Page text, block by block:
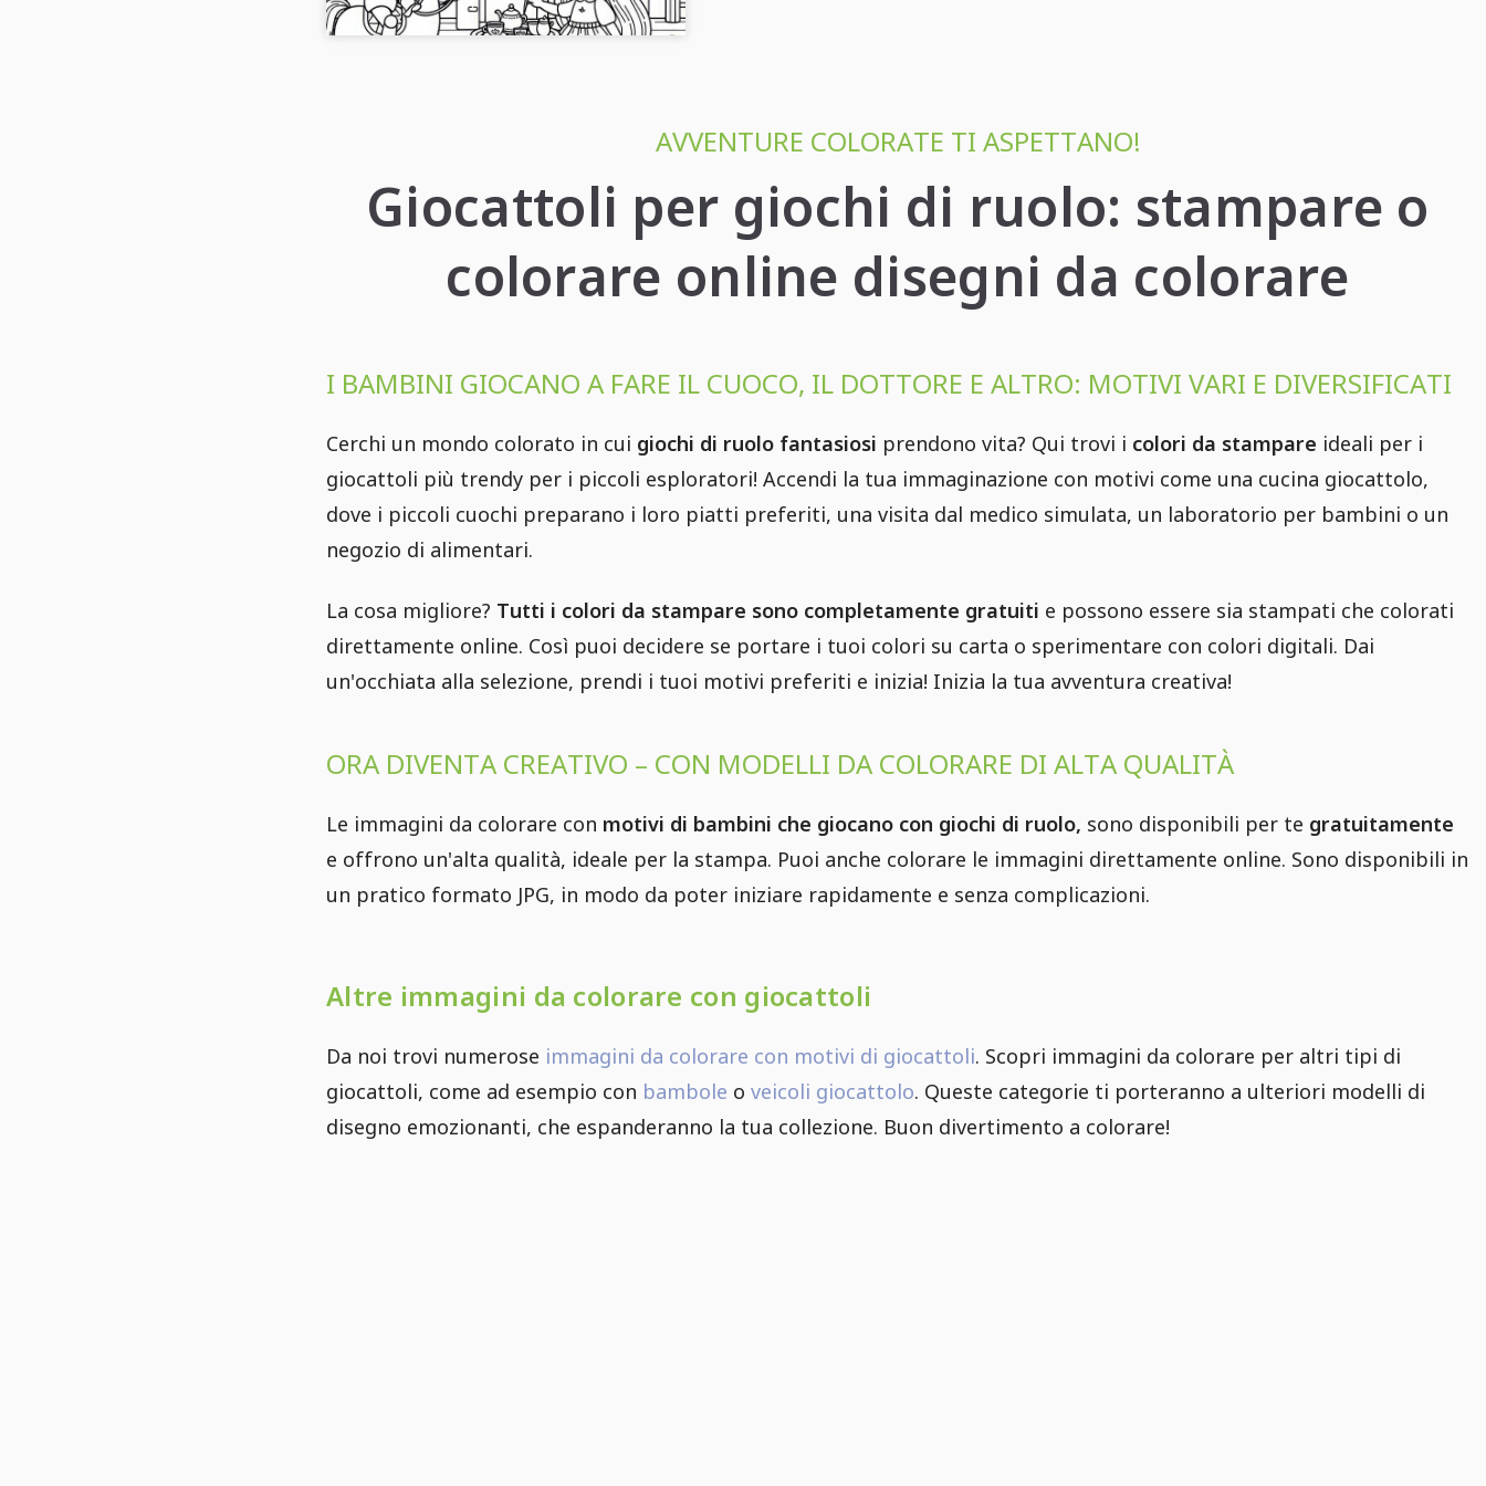
AVVENTURE COLORATE TI ASPETTANO!
Giocattoli per giochi di ruolo: stampare o
colorare online disegni da colorare
I BAMBINI GIOCANO A FARE IL CUOCO, IL DOTTORE E ALTRO: MOTIVI VARI E DIVERSIFICATI
Cerchi un mondo colorato in cui giochi di ruolo fantasiosi prendono vita? Qui trovi i colori da stampare ideali per i
giocattoli più trendy per i piccoli esploratori! Accendi la tua immaginazione con motivi come una cucina giocattolo,
dove i piccoli cuochi preparano i loro piatti preferiti, una visita dal medico simulata, un laboratorio per bambini o un
negozio di alimentari.
La cosa migliore? Tutti i colori da stampare sono completamente gratuiti e possono essere sia stampati che colorati
direttamente online. Così puoi decidere se portare i tuoi colori su carta o sperimentare con colori digitali. Dai
un'occhiata alla selezione, prendi i tuoi motivi preferiti e inizia! Inizia la tua avventura creativa!
ORA DIVENTA CREATIVO – CON MODELLI DA COLORARE DI ALTA QUALITÀ
Le immagini da colorare con motivi di bambini che giocano con giochi di ruolo, sono disponibili per te gratuitamente
e offrono un'alta qualità, ideale per la stampa. Puoi anche colorare le immagini direttamente online. Sono disponibili in
un pratico formato JPG, in modo da poter iniziare rapidamente e senza complicazioni.
Altre immagini da colorare con giocattoli
Da noi trovi numerose immagini da colorare con motivi di giocattoli. Scopri immagini da colorare per altri tipi di
giocattoli, come ad esempio con bambole o veicoli giocattolo. Queste categorie ti porteranno a ulteriori modelli di
disegno emozionanti, che espanderanno la tua collezione. Buon divertimento a colorare!